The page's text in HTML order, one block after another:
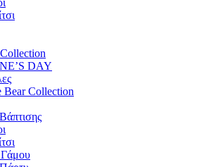
DAY
Bear Collection
Γάμου